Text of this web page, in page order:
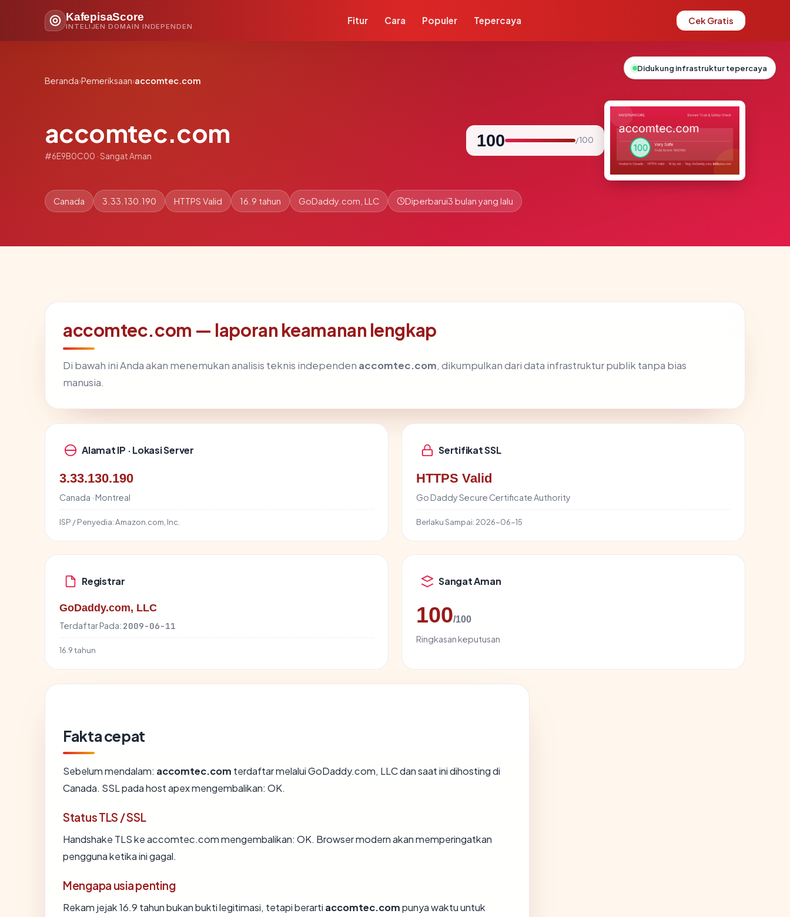
KafepisaScore
INTELIJEN DOMAIN INDEPENDEN
Fitur Cara Populer Tepercaya Cek Gratis
Beranda›Pemeriksaan›accomtec.com
accomtec.com
#6E9B0C00 · Sangat Aman
100 / 100
Canada 3.33.130.190 HTTPS Valid 16.9 tahun GoDaddy.com, LLC Diperbarui3 bulan yang lalu
accomtec.com — laporan keamanan lengkap
Di bawah ini Anda akan menemukan analisis teknis independen accomtec.com, dikumpulkan dari data infrastruktur publik tanpa bias
manusia.
Alamat IP · Lokasi Server
3.33.130.190
Canada · Montreal
ISP / Penyedia:Amazon.com, Inc.
Sertifikat SSL
HTTPS Valid
Go Daddy Secure Certificate Authority
Berlaku Sampai: 2026-06-15
Registrar
GoDaddy.com, LLC
Terdaftar Pada: 2009-06-11
16.9 tahun
Sangat Aman
100/100
Ringkasan keputusan
Fakta cepat
Sebelum mendalam: accomtec.com terdaftar melalui GoDaddy.com, LLC dan saat ini dihosting di
Canada. SSL pada host apex mengembalikan: OK.
Status TLS / SSL
Handshake TLS ke accomtec.com mengembalikan: OK. Browser modern akan memperingatkan
pengguna ketika ini gagal.
Mengapa usia penting
Rekam jejak 16.9 tahun bukan bukti legitimasi, tetapi berarti accomtec.compunya waktu untuk
Didukung infrastruktur tepercaya